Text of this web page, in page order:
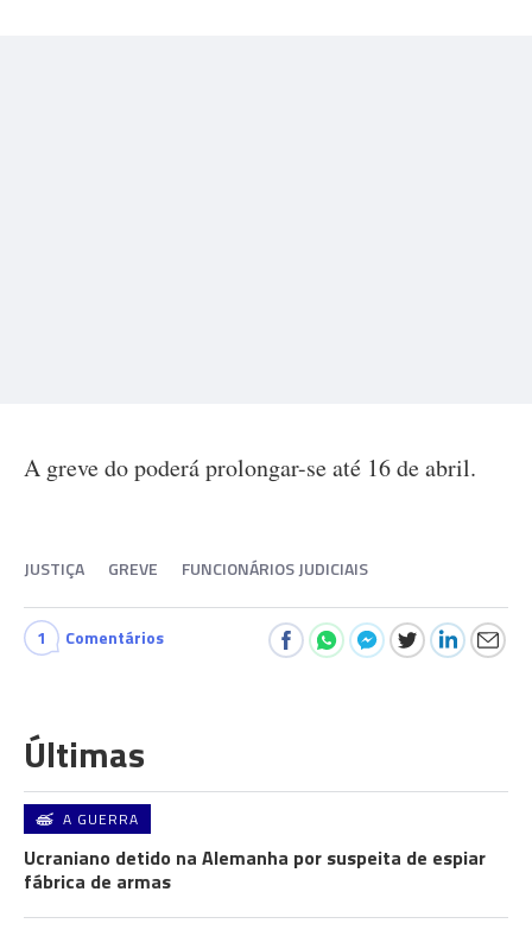
A greve do poderá prolongar-se até 16 de abril.
JUSTIÇA GREVE FUNCIONÁRIOS JUDICIAIS
1 Comentários
Últimas
A GUERRA
Ucraniano detido na Alemanha por suspeita de espiar
fábrica de armas